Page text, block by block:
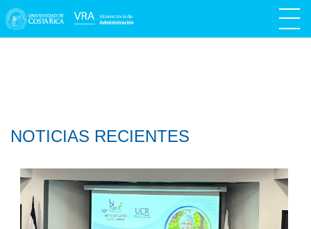
NOTICIAS RECIENTES